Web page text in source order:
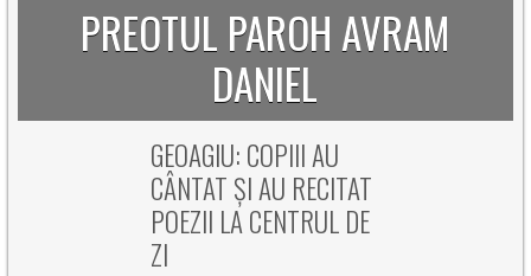
PREOTUL PAROH AVRAM
DANIEL
GEOAGIU: COPIII AU
CÂNTAT ȘI AU RECITAT
POEZII LA CENTRUL DE
ZI